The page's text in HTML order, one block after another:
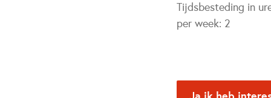
Tijdsbesteding in
per week: 2